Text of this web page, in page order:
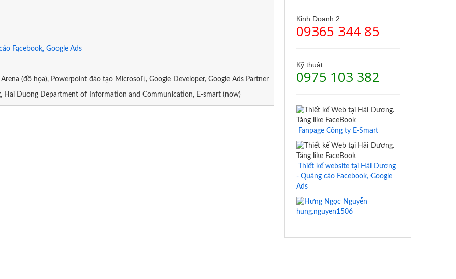
Fącebooᶄ, Google Ads
(đồ họa), Powerpoint đào tạo Microsoft, Google Developer, Google Ads Partner
Hai Duong Department of Information and Communication, E-smart (now)
Kinh Doanh 2:
09365 344 85
Kỹ thuật:
0975 103 382
Fanpage Công ty E-Smart
Thiết kế website tại Hải Dương
- Quảng cáo Facebook, Google
Ads
hung.nguyen1506